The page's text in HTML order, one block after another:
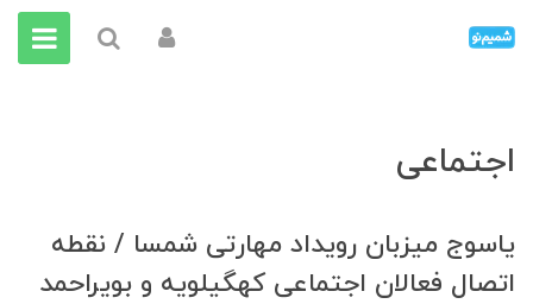
اجتماعی
یاسوج میزبان رویداد مهارتی شمسا / نقطه
اتصال فعالان اجتماعی کهگیلویه و بویراحمد